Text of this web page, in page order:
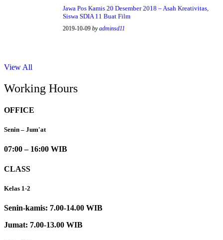
Jawa Pos Kamis 20 Desember 2018 – Asah Kreativitas,
Siswa SDIA 11 Buat Film
2019-10-09 byadminsd11
View All
Working Hours
OFFICE
Senin – Jum'at
07:00 – 16:00 WIB
CLASS
Kelas 1-2
Senin-kamis: 7.00-14.00 WIB
Jumat: 7.00-13.00 WIB